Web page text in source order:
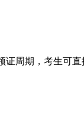
周期，考生可